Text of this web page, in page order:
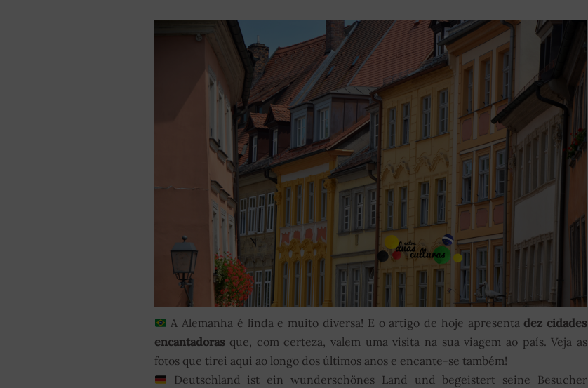
A Alemanha é linda e muito diversa! E o artigo de hoje apresenta dez cidades
encantadorasque, com certeza, valem uma visita na sua viagem ao país. Veja as
fotos que tirei aqui ao longo dos últimos anos e encante-se também!
Deutschland ist ein wunderschönes Land und begeistert seine Besucher